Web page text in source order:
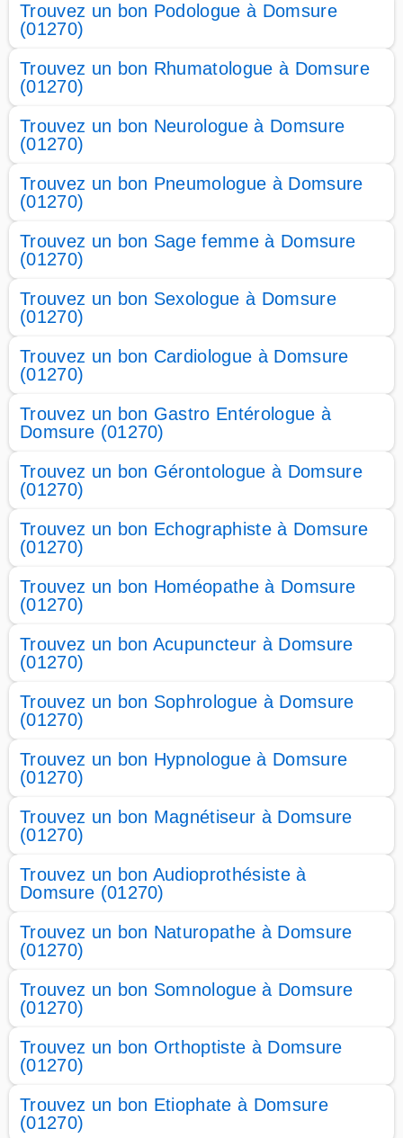
Trouvez un bon Podologue à Domsure
(01270)
Trouvez un bon Rhumatologue à Domsure
(01270)
Trouvez un bon Neurologue à Domsure
(01270)
Trouvez un bon Pneumologue à Domsure
(01270)
Trouvez un bon Sage femme à Domsure
(01270)
Trouvez un bon Sexologue à Domsure
(01270)
Trouvez un bon Cardiologue à Domsure
(01270)
Trouvez un bon Gastro Entérologue à
Domsure (01270)
Trouvez un bon Gérontologue à Domsure
(01270)
Trouvez un bon Echographiste à Domsure
(01270)
Trouvez un bon Homéopathe à Domsure
(01270)
Trouvez un bon Acupuncteur à Domsure
(01270)
Trouvez un bon Sophrologue à Domsure
(01270)
Trouvez un bon Hypnologue à Domsure
(01270)
Trouvez un bon Magnétiseur à Domsure
(01270)
Trouvez un bon Audioprothésiste à
Domsure (01270)
Trouvez un bon Naturopathe à Domsure
(01270)
Trouvez un bon Somnologue à Domsure
(01270)
Trouvez un bon Orthoptiste à Domsure
(01270)
Trouvez un bon Etiophate à Domsure
(01270)